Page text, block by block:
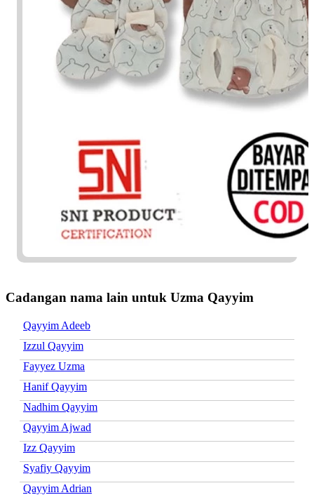
Cadangan nama lain untuk Uzma Qayyim
Qayyim Adeeb
Izzul Qayyim
Fayyez Uzma
Hanif Qayyim
Nadhim Qayyim
Qayyim Ajwad
Izz Qayyim
Syafiy Qayyim
Qayyim Adrian